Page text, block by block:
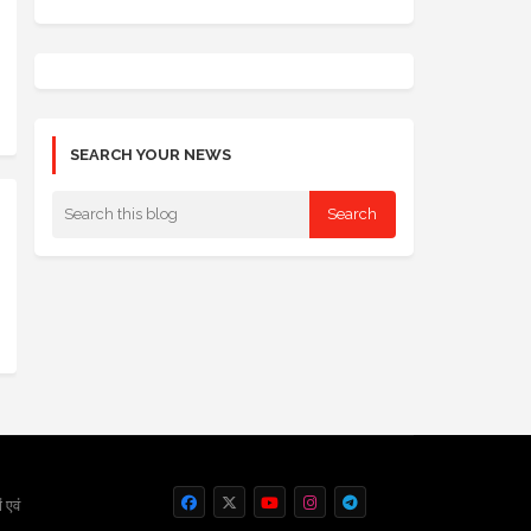
SEARCH YOUR NEWS
एवं